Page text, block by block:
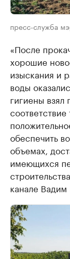
пресс-служба
«После
хорошие
изыскания и
воды
гигиены
обеспечить
объемах,
имеющихся
канале Вадим